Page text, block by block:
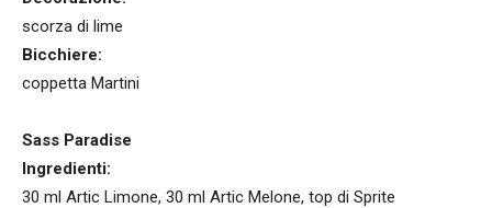
scorza di lime
Bicchiere:
coppetta Martini
Sass Paradise
Ingredienti:
30 ml Artic Limone, 30 ml Artic Melone, top di Sprite